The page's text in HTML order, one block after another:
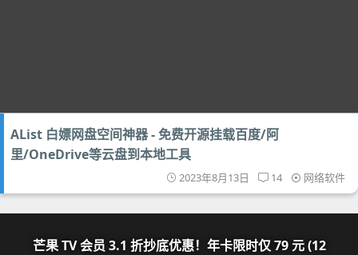
AList 白嫖网盘空间神器 - 免费开源挂载百度/阿
里/OneDrive等云盘到本地工具
2023年8月13日 14 网络软件
芒果 TV 会员 3.1 折抄底优惠！年卡限时仅 79 元 (12